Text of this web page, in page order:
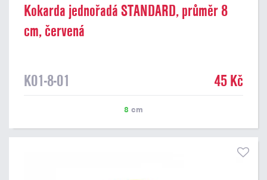
Kokarda jednořadá STANDARD, průměr 8
cm, červená
K01-8-01 45 Kč
8 cm